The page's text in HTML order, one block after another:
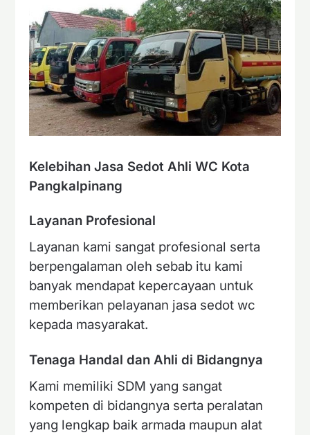
Kelebihan Jasa Sedot Ahli WC Kota
Pangkalpinang
Layanan Profesional
Layanan kami sangat profesional serta
berpengalaman oleh sebab itu kami
banyak mendapat kepercayaan untuk
memberikan pelayanan jasa sedot wc
kepada masyarakat.
Tenaga Handal dan Ahli di Bidangnya
Kami memiliki SDM yang sangat
kompeten di bidangnya serta peralatan
yang lengkap baik armada maupun alat